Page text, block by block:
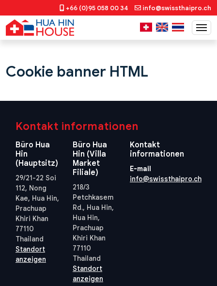
+66 (0)95 058 00 34 info@swissthaipro.ch
Cookie banner HTML
Kontakt informationen
Büro Hua
Hin
(Hauptsitz)
29/21-22 Soi
112, Nong
Kae, Hua Hin,
Prachuap
Khiri Khan
77110
Thailand
Standort
anzeigen
Büro Hua
Hin (Villa
Market
Filiale)
218/3
Petchkasem
Rd., Hua Hin,
Hua Hin,
Prachuap
Khiri Khan
77110
Thailand
Standort
anzeigen
Kontakt
informationen
E-mail
info@swissthaipro.ch